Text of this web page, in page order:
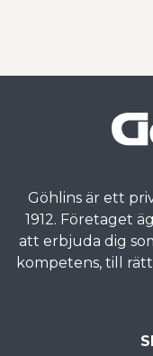
Göhlins är ett
1912. Företaget
att erbjuda dig
kompetens, till